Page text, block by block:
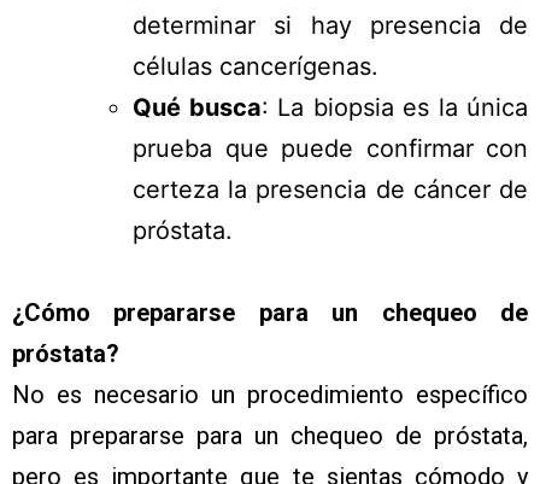
determinar si hay presencia de
células cancerígenas.
Qué busca: La biopsia es la única
prueba que puede confirmar con
certeza la presencia de cáncer de
próstata.
¿Cómo prepararse para un chequeo de
próstata?
No es necesario un procedimiento específico
para prepararse para un chequeo de próstata,
pero es importante que te sientas cómodo y